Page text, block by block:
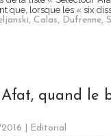
que, lorsque les « six
, Calas, Dufrenne,
quand le
Editorial